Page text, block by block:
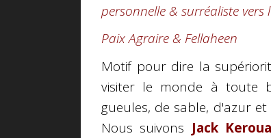
personnelle & surréaliste vers
Paix Agraire & Fellaheen
Motif pour dire la
visiter le monde à toute
gueules, de sable, d'azur
Nous suivons Jack